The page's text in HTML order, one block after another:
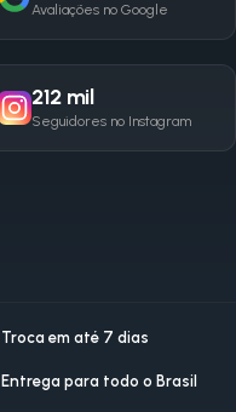
Avaliações no Google
212 mil
Seguidores no Instagram
Troca em até 7 dias
Entrega para todo o Brasil